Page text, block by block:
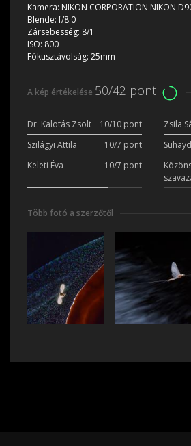
Kamera: NIKON CORPORATION NIKON
Blende:f/8.0
Zársebesség: 8/1
ISO: 800
Fókusztávolság: 25mm
A kép értékelése 50/42 pont
Dr. Kalotás Zsolt 10/10 pont Zsila
Szilágyi Attila
10/7 pont
Keleti Éva
10/7 pont
Több fotó a szerzőtől